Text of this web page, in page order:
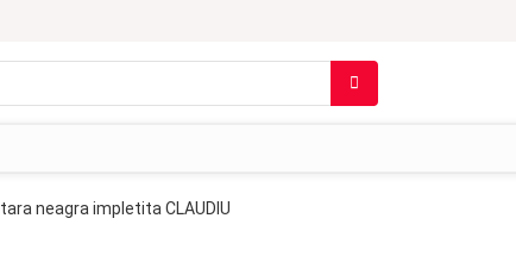
neagra impletita CLAUDIU